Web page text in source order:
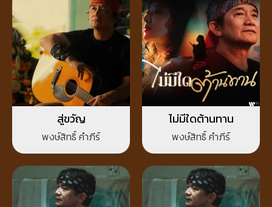
สู่ขวัญ
พงษ์สิทธิ์ คำภีร์
ไม่มีใดต้านทาน
พงษ์สิทธิ์ คำภีร์